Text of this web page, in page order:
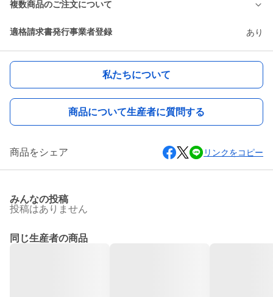
複数商品のご注文について
適格請求書発行事業者登録 あり
私たちについて
商品について生産者に質問する
商品をシェア リンクをコピー
みんなの投稿
投稿はありません
同じ生産者の商品